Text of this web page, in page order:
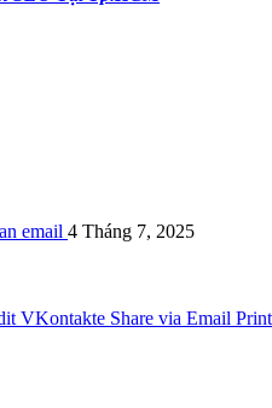
email 4 Tháng 7, 2025
VKontakte Share via Email Print